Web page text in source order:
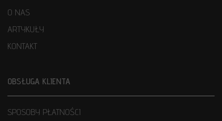
O NAS
ARTYKUŁY
KONTAKT
OBSŁUGA KLIENTA
SPOSOBY PŁATNOŚCI